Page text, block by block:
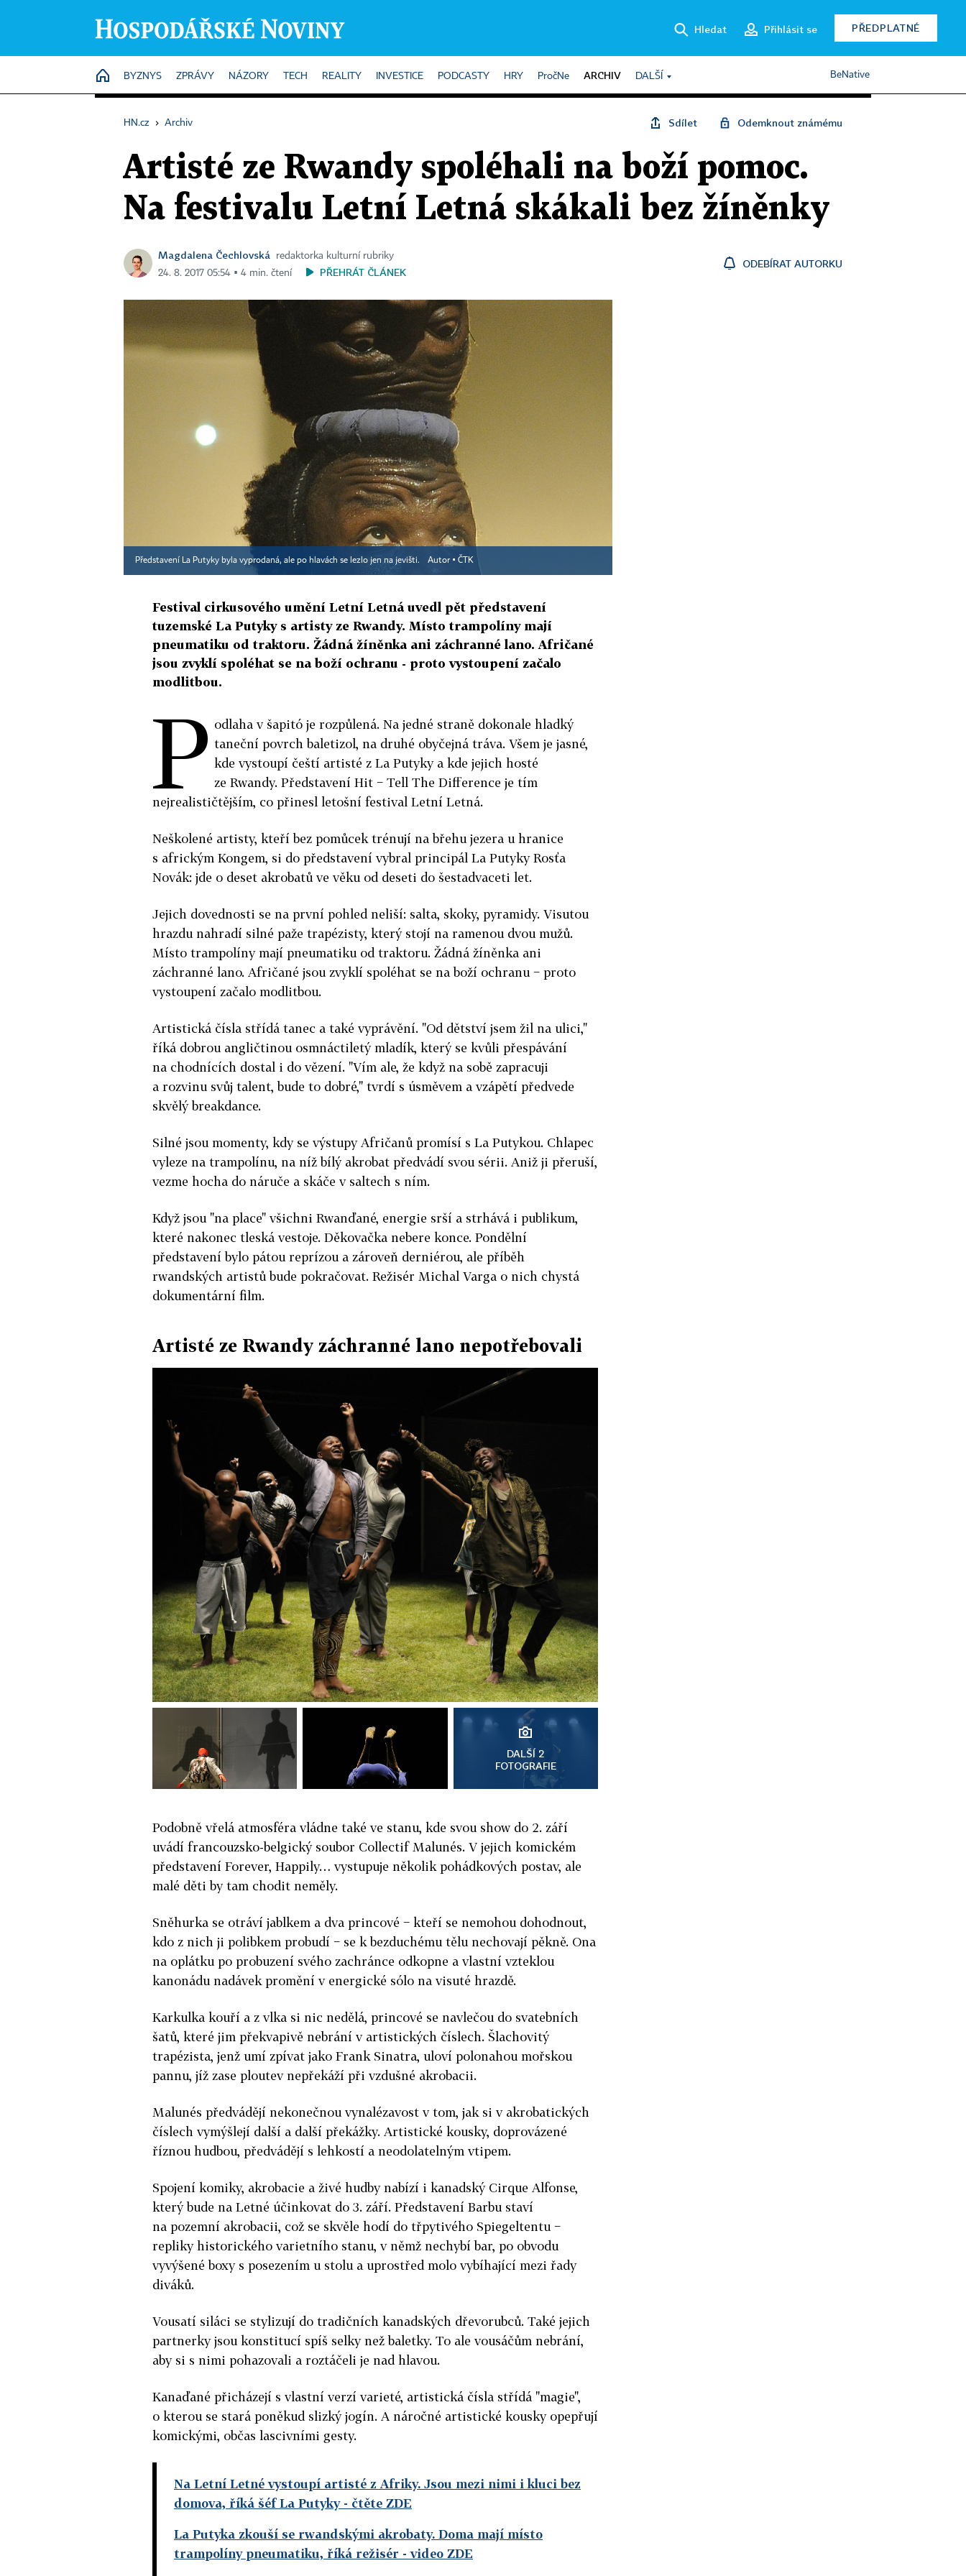
Hledat Přihlásit se PŘEDPLATNÉ
HOME
BYZNYS ZPRÁVY NÁZORY TECH REALITY INVESTICE PODCASTY HRY PročNe ARCHIV DALŠÍ BeNative
HN.cz › Archiv Sdílet Odemknout známému
Artisté ze Rwandy spoléhali na boží pomoc.
Na festivalu Letní Letná skákali bez žíněnky
Magdalena Čechlovská
redaktorka kulturní rubriky
24. 8. 2017 05:54 ▪ 4 min. čtení
PŘEHRÁT ČLÁNEK
ODEBÍRAT AUTORKU
Představení La Putyky byla vyprodaná, ale po hlavách se lezlo jen na jevišti. Autor ▪ ČTK
Festival cirkusového umění Letní Letná uvedl pět představení
tuzemské La Putyky s artisty ze Rwandy. Místo trampolíny mají
pneumatiku od traktoru. Žádná žíněnka ani záchranné lano. Afričané
jsou zvyklí spoléhat se na boží ochranu - proto vystoupení začalo
modlitbou.
P odlaha v šapitó je rozpůlená. Na jedné straně dokonale hladký
taneční povrch baletizol, na druhé obyčejná tráva. Všem je jasné,
kde vystoupí čeští artisté z La Putyky a kde jejich hosté
ze Rwandy. Představení Hit − Tell The Difference je tím
nejrealističtějším, co přinesl letošní festival Letní Letná.
Neškolené artisty, kteří bez pomůcek trénují na břehu jezera u hranice
s africkým Kongem, si do představení vybral principál La Putyky Rosťa
Novák: jde o deset akrobatů ve věku od deseti do šestadvaceti let.
Jejich dovednosti se na první pohled neliší: salta, skoky, pyramidy. Visutou
hrazdu nahradí silné paže trapézisty, který stojí na ramenou dvou mužů.
Místo trampolíny mají pneumatiku od traktoru. Žádná žíněnka ani
záchranné lano. Afričané jsou zvyklí spoléhat se na boží ochranu − proto
vystoupení začalo modlitbou.
Artistická čísla střídá tanec a také vyprávění. "Od dětství jsem žil na ulici,"
říká dobrou angličtinou osmnáctiletý mladík, který se kvůli přespávání
na chodnících dostal i do vězení. "Vím ale, že když na sobě zapracuji
a rozvinu svůj talent, bude to dobré," tvrdí s úsměvem a vzápětí předvede
skvělý breakdance.
Silné jsou momenty, kdy se výstupy Afričanů promísí s La Putykou. Chlapec
vyleze na trampolínu, na níž bílý akrobat předvádí svou sérii. Aniž ji přeruší,
vezme hocha do náruče a skáče v saltech s ním.
Když jsou "na place" všichni Rwanďané, energie srší a strhává i publikum,
které nakonec tleská vestoje. Děkovačka nebere konce. Pondělní
představení bylo pátou reprízou a zároveň derniérou, ale příběh
rwandských artistů bude pokračovat. Režisér Michal Varga o nich chystá
dokumentární film.
Artisté ze Rwandy záchranné lano nepotřebovali
DALŠÍ 2
FOTOGRAFIE
Podobně vřelá atmosféra vládne také ve stanu, kde svou show do 2. září
uvádí francouzsko-belgický soubor Collectif Malunés. V jejich komickém
představení Forever, Happily… vystupuje několik pohádkových postav, ale
malé děti by tam chodit neměly.
Sněhurka se otráví jablkem a dva princové − kteří se nemohou dohodnout,
kdo z nich ji polibkem probudí − se k bezduchému tělu nechovají pěkně. Ona
na oplátku po probuzení svého zachránce odkopne a vlastní vzteklou
kanonádu nadávek promění v energické sólo na visuté hrazdě.
Karkulka kouří a z vlka si nic nedělá, princové se navlečou do svatebních
šatů, které jim překvapivě nebrání v artistických číslech. Šlachovitý
trapézista, jenž umí zpívat jako Frank Sinatra, uloví polonahou mořskou
pannu, jíž zase ploutev nepřekáží při vzdušné akrobacii.
Malunés předvádějí nekonečnou vynalézavost v tom, jak si v akrobatických
číslech vymýšlejí další a další překážky. Artistické kousky, doprovázené
říznou hudbou, předvádějí s lehkostí a neodolatelným vtipem.
Spojení komiky, akrobacie a živé hudby nabízí i kanadský Cirque Alfonse,
který bude na Letné účinkovat do 3. září. Představení Barbu staví
na pozemní akrobacii, což se skvěle hodí do třpytivého Spiegeltentu −
repliky historického varietního stanu, v němž nechybí bar, po obvodu
vyvýšené boxy s posezením u stolu a uprostřed molo vybíhající mezi řady
diváků.
Vousatí siláci se stylizují do tradičních kanadských dřevorubců. Také jejich
partnerky jsou konstitucí spíš selky než baletky. To ale vousáčům nebrání,
aby si s nimi pohazovali a roztáčeli je nad hlavou.
Kanaďané přicházejí s vlastní verzí varieté, artistická čísla střídá "magie",
o kterou se stará poněkud slizký jogín. A náročné artistické kousky opepřují
komickými, občas lascivními gesty.
Na Letní Letné vystoupí artisté z Afriky. Jsou mezi nimi i kluci bez
domova, říká šéf La Putyky- čtěte ZDE
La Putyka zkouší se rwandskými akrobaty. Doma mají místo
trampolíny pneumatiku, říká režisér - video ZDE